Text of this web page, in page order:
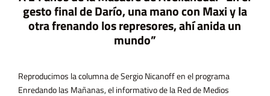
mundo”
Reproducimos la columna de Sergio Nicanoff en el programa
Enredando las Mañanas, el informativo de la Red de Medios